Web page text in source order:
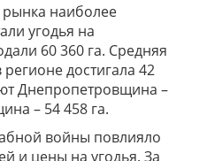
наиболее
угодья на
60 360 га. Средняя
достигала 42
Днепропетровщина –
– 54 458 га.
войны повлияло
и цены на угодья. За